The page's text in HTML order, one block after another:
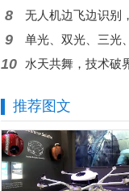
8
9
10
推荐图文